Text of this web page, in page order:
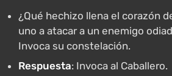
¿Qué hechizo llena el corazón
uno a atacar a un enemigo
Invoca su constelación.
Respuesta: Invoca al Caballero.